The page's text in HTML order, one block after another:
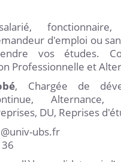
fonctionnaire,
d'emploi ou
vos études.
Professionnelle et
, Chargée de
Alternance,
DU, Reprises
ubs.fr